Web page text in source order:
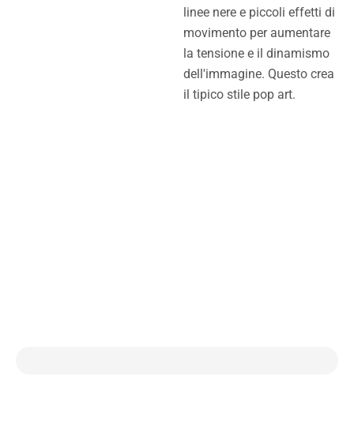
linee nere e piccoli effetti di
movimento per aumentare
la tensione e il dinamismo
dell'immagine. Questo crea
il tipico stile pop art.